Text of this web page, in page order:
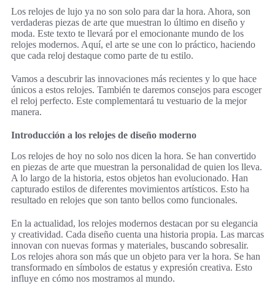
Los relojes de lujo ya no son solo para dar la hora. Ahora, son
verdaderas piezas de arte que muestran lo último en diseño y
moda. Este texto te llevará por el emocionante mundo de los
relojes modernos. Aquí, el arte se une con lo práctico, haciendo
que cada reloj destaque como parte de tu estilo.
Vamos a descubrir las innovaciones más recientes y lo que hace
únicos a estos relojes. También te daremos consejos para escoger
el reloj perfecto. Este complementará tu vestuario de la mejor
manera.
Introducción a los relojes de diseño moderno
Los relojes de hoy no solo nos dicen la hora. Se han convertido
en piezas de arte que muestran la personalidad de quien los lleva.
A lo largo de la historia, estos objetos han evolucionado. Han
capturado estilos de diferentes movimientos artísticos. Esto ha
resultado en relojes que son tanto bellos como funcionales.
En la actualidad, los relojes modernos destacan por su elegancia
y creatividad. Cada diseño cuenta una historia propia. Las marcas
innovan con nuevas formas y materiales, buscando sobresalir.
Los relojes ahora son más que un objeto para ver la hora. Se han
transformado en símbolos de estatus y expresión creativa. Esto
influye en cómo nos mostramos al mundo.